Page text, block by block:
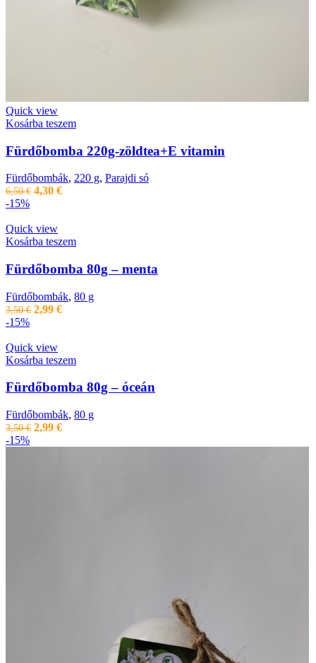
Quick view
Kosárba teszem
Fürdőbomba 220g-zöldtea+E vitamin
Fürdőbombák, 220 g, Parajdi só
6,50€ Original
6,50 €.
4,30 €Current
-15%
Quick view
Kosárba teszem
Fürdőbomba 80g – menta
Fürdőbombák, 80 g
3,50€ Original
3,50 €.
2,99 €Current
-15%
Quick view
Kosárba teszem
Fürdőbomba 80g – óceán
Fürdőbombák, 80 g
3,50€ Original
2,99 €Current
-15%